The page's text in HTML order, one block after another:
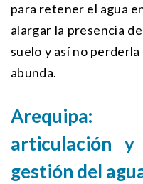
para retener el agua
alargar la presencia
suelo y así no
abunda.
Arequipa:
articulación
gestión del